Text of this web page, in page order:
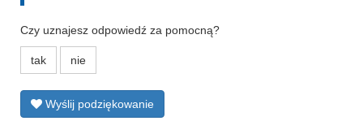
Czy uznajesz odpowiedź za pomocną?
tak nie
Wyślij podziękowanie